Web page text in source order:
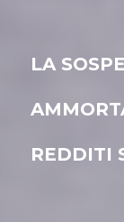
LA
REDDITI